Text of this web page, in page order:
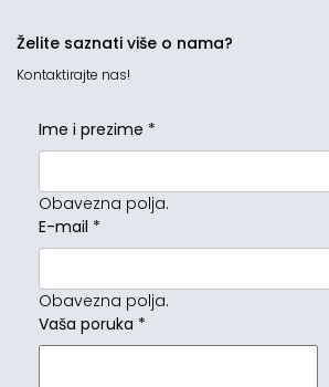
Želite saznati više o nama?
Kontaktirajte nas!
Ime i prezime *
Obavezna polja.
E-mail *
Obavezna polja.
Vaša poruka *